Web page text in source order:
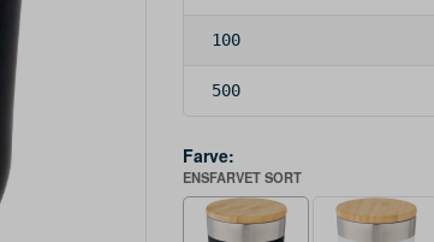
100
500
Farve:
ENSFARVET SORT